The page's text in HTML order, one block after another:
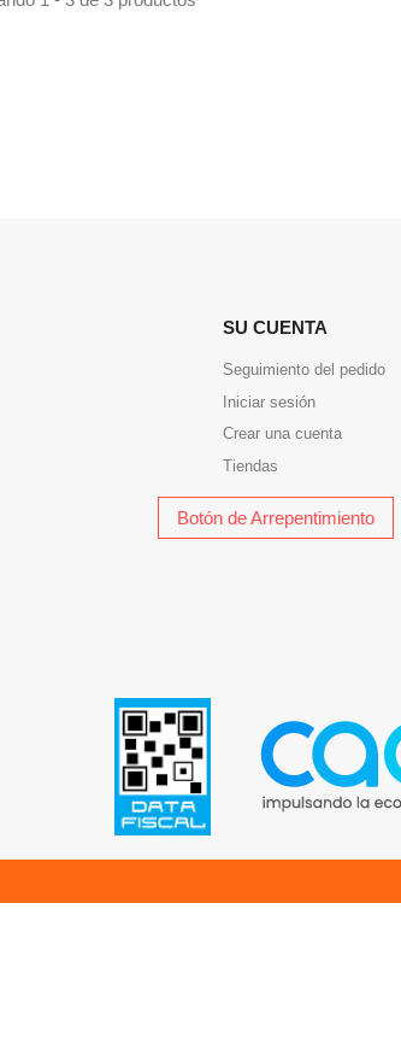
SU CUENTA
Seguimiento del pedido
Iniciar sesión
Crear una cuenta
Tiendas
Botón de Arrepentimiento